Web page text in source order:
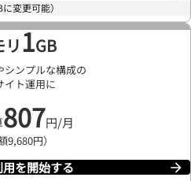
に変更可能）
リ1GB
シンプルな構成の
イト運用に
807円/月
9,680円）
を開始する